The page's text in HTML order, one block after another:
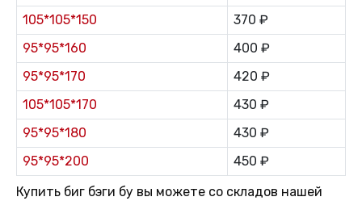
105*105*150
370 ₽
95*95*160
400 ₽
95*95*170
420 ₽
105*105*170
430 ₽
95*95*180
430 ₽
95*95*200
450 ₽
Купить биг бэги бу вы можете со складов нашей